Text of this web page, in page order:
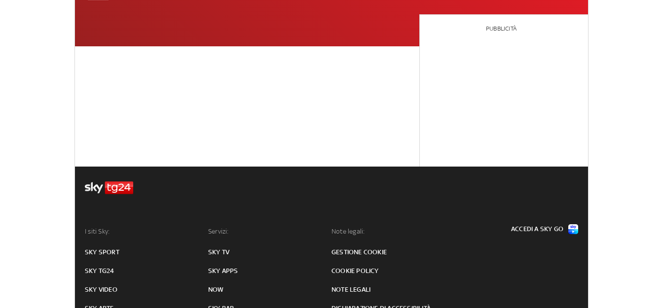
PUBBLICITÀ
I siti Sky:
SKY SPORT
SKY TG24
SKY VIDEO
Servizi:
SKY TV
SKY APPS
NOW
Note legali:
GESTIONE COOKIE
COOKIE POLICY
NOTE LEGALI
ACCEDI A SKY GO